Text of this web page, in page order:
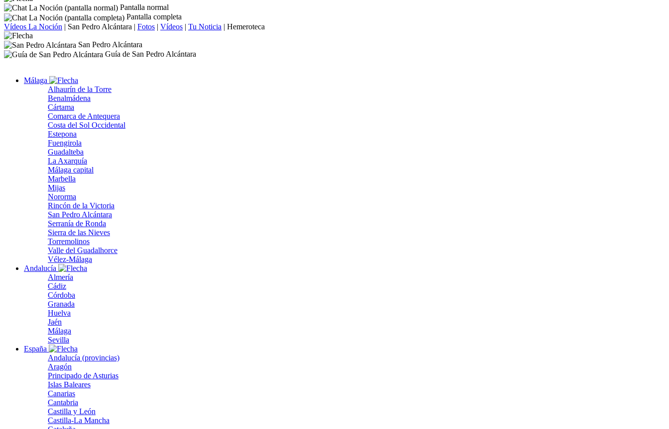
Pantalla normal
Pantalla completa
Vídeos La Noción | San Pedro Alcántara | Fotos | Vídeos | Tu Noticia | Hemeroteca
San Pedro Alcántara
Guía de San Pedro Alcántara
Málaga
Alhaurín de la Torre
Benalmádena
Cártama
Comarca de Antequera
Costa del Sol Occidental
Estepona
Fuengirola
Guadalteba
La Axarquía
Málaga capital
Marbella
Mijas
Nororma
Rincón de la Victoria
San Pedro Alcántara
Serranía de Ronda
Sierra de las Nieves
Torremolinos
Valle del Guadalhorce
Vélez-Málaga
Andalucía
Almería
Cádiz
Córdoba
Granada
Huelva
Jaén
Málaga
Sevilla
España
Andalucía (provincias)
Aragón
Principado de Asturias
Islas Baleares
Canarias
Cantabria
Castilla y León
Castilla-La Mancha